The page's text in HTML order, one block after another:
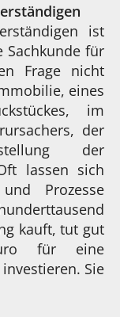
ist
Sachkunde für
Frage nicht
eines
im
der
der
lassen sich
Prozesse
kauft, tut gut
für eine
Sie